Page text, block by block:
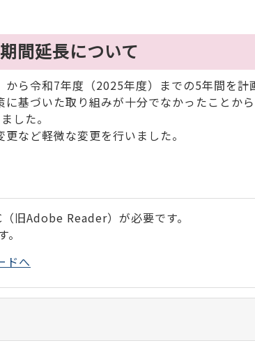
間延長について
ら令和7年度（2025年度）までの5年間を計
基づいた取り組みが十分でなかったことか
した。
など軽微な変更を行いました。
旧Adobe Reader）が必要です。
ドへ